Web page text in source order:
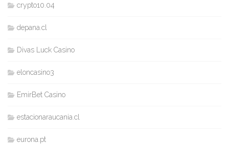
crypto10.04
depana.cl
Divas Luck Casino
eloncasino3
EmirBet Casino
estacionaraucania.cl
eurona.pt